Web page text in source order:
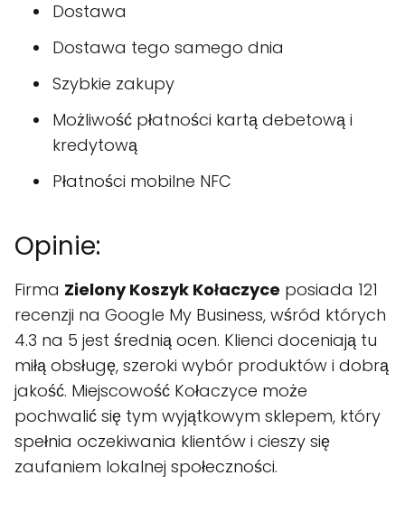
Dostawa
Dostawa tego samego dnia
Szybkie zakupy
Możliwość płatności kartą debetową i
kredytową
Płatności mobilne NFC
Opinie:
Firma Zielony Koszyk Kołaczyce posiada 121
recenzji na Google My Business, wśród których
4.3 na 5 jest średnią ocen. Klienci doceniają tu
miłą obsługę, szeroki wybór produktów i dobrą
jakość. Miejscowość Kołaczyce może
pochwalić się tym wyjątkowym sklepem, który
spełnia oczekiwania klientów i cieszy się
zaufaniem lokalnej społeczności.